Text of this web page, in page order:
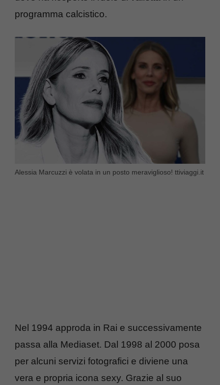
programma calcistico.
Alessia Marcuzzi è volata in un posto meraviglioso! ttiviaggi.it
Nel 1994 approda in Rai e successivamente
passa alla Mediaset. Dal 1998 al 2000 posa
per alcuni servizi fotografici e diviene una
vera e propria icona sexy. Grazie al suo